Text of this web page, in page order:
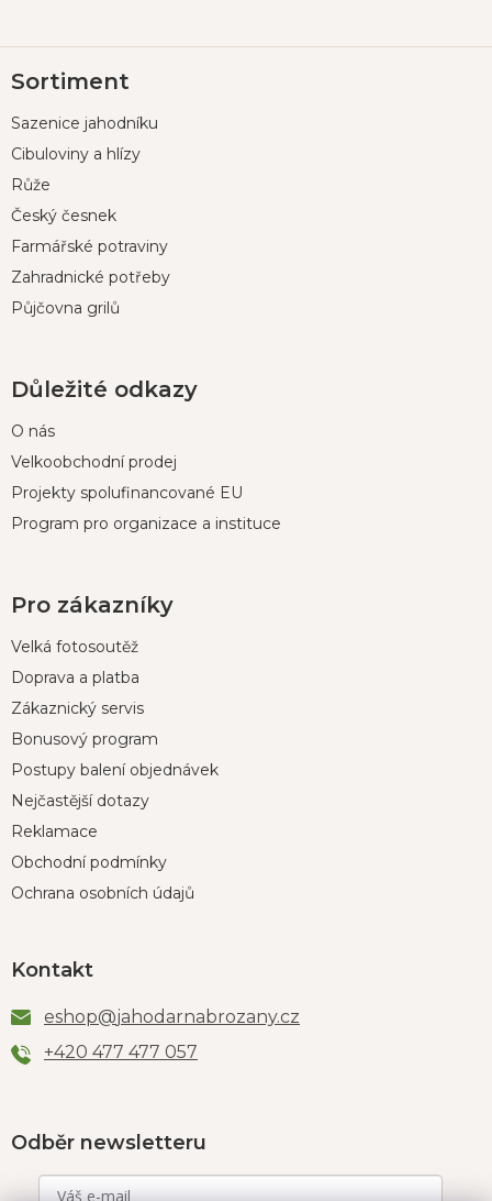
á
a
Sortiment
Sazenice jahodníku
Cibuloviny a hlízy
Růže
Český česnek
Farmářské potraviny
Zahradnické potřeby
Půjčovna grilů
Důležité odkazy
O nás
Velkoobchodní prodej
Projekty spolufinancované EU
Program pro organizace a instituce
Pro zákazníky
Velká fotosoutěž
Doprava a platba
Zákaznický servis
Bonusový program
Postupy balení objednávek
Nejčastější dotazy
Reklamace
Obchodní podmínky
Ochrana osobních údajů
Kontakt
eshop@jahodarnabrozany.cz
+420 477 477 057
Odběr newsletteru